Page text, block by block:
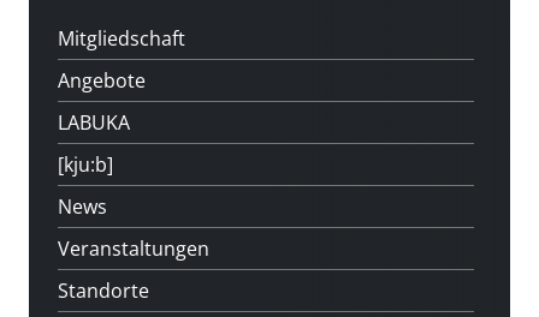
Mitgliedschaft
Angebote
LABUKA
[kju:b]
News
Veranstaltungen
Standorte